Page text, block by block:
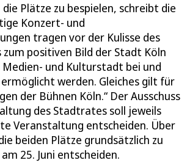
Plätze zu bespielen, schreibt die
Konzert- und
tragen vor der Kulisse des
zum positiven Bild der Stadt Köln
Medien- und Kulturstadt bei und
werden. Gleiches gilt für
der Bühnen Köln.“ Der Ausschuss
des Stadtrates soll jeweils
Veranstaltung entscheiden. Über
beiden Plätze grundsätzlich zu
25. Juni entscheiden.